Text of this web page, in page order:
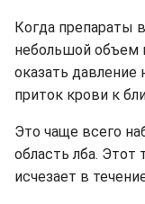
Когда препараты
небольшой объем
оказать
приток крови к
Это чаще всего
область лба. Этот
исчезает в